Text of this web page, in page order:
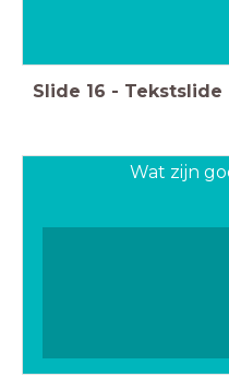
Slide 16 - Tekstslide
Wat zijn